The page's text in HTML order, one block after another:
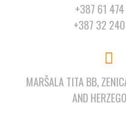
+387 61
+387 32
MARŠALA TITA BB,
AND